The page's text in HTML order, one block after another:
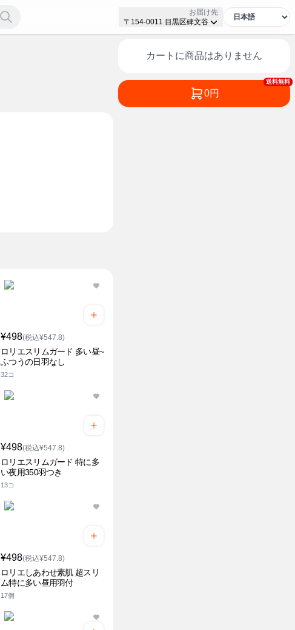
お届け先
〒154-0011 目黒区碑文谷
¥498(税込¥547.8)
ロリエスリムガード 多い昼~
ふつうの日羽なし
32コ
¥498(税込¥547.8)
ロリエスリムガード 特に多
い夜用350羽つき
13コ
¥498(税込¥547.8)
ロリエしあわせ素肌 超スリ
ム特に多い昼用羽付
17個
カートに商品はありません
送料無料
0円